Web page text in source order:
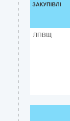
ЗАКУПІВЛІ
ЛПВЩ